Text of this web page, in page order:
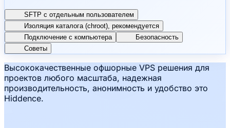
SFTP с отдельным пользователем
Изоляция каталога (chroot), рекомендуется
Подключение с компьютера
Безопасность
Советы
Высококачественные офшорные VPS решения для
проектов любого масштаба, надежная
производительность, анонимность и удобство это
Hiddence.